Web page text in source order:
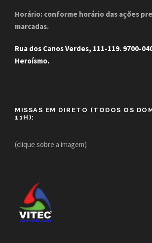
Horário: conforme horário das ações
marcadas.
Rua dos Canos Verdes, 111-119. 9700-
Heroísmo.
MISSAS EM DIRETO (TODOS OS
11H):
(clique sobre a imagem)